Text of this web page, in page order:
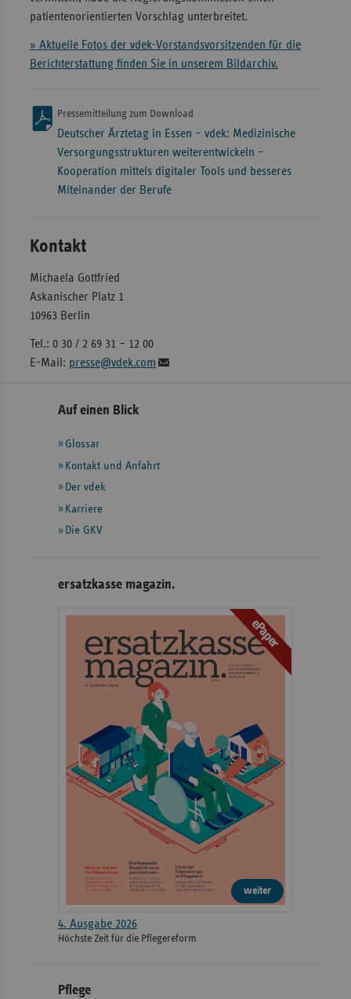
patientenorientierten Vorschlag unterbreitet.
» Aktuelle Fotos der vdek-Vorstandsvorsitzenden für die
Berichterstattung finden Sie in unserem Bildarchiv.
Pressemitteilung zum Download
Deutscher Ärztetag in Essen – vdek: Medizinische
Versorgungsstrukturen weiterentwickeln –
Kooperation mittels digitaler Tools und besseres
Miteinander der Berufe
Kontakt
Michaela Gottfried
Askanischer Platz 1
10963 Berlin
Tel.: 0 30 / 2 69 31 – 12 00
E-Mail: presse@vdek.com
Seitennavigation
Seitenleiste
weiteren
Informationen
Auf einen Blick
Glossar
Kontakt und Anfahrt
Der vdek
Karriere
Die GKV
ersatzkasse magazin.
ePaper
weiter
4. Ausgabe 2026
Höchste Zeit für die Pflegereform
Pflege